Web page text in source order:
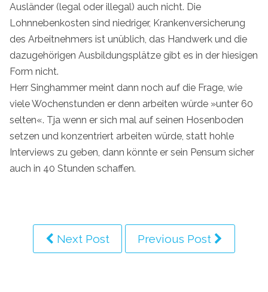
Ausländer (legal oder illegal) auch nicht. Die
Lohnnebenkosten sind niedriger, Krankenversicherung
des Arbeitnehmers ist unüblich, das Handwerk und die
dazugehörigen Ausbildungsplätze gibt es in der hiesigen
Form nicht.
Herr Singhammer meint dann noch auf die Frage, wie
viele Wochenstunden er denn arbeiten würde »unter 60
selten«. Tja wenn er sich mal auf seinen Hosenboden
setzen und konzentriert arbeiten würde, statt hohle
Interviews zu geben, dann könnte er sein Pensum sicher
auch in 40 Stunden schaffen.
Next Post Previous Post